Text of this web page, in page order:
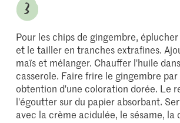
Pour les chips de gingembre,
et le tailler en tranches extrafines.
maïs et mélanger. Chauffer l'huile
casserole. Faire frire le gingembre
obtention d'une coloration dorée. Le
l'égoutter sur du papier absorbant.
avec la crème acidulée, le sésame, la